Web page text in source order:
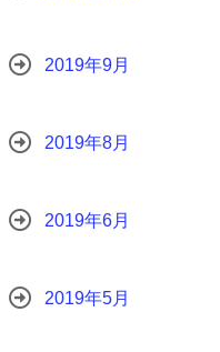
2019年9月
2019年8月
2019年6月
2019年5月